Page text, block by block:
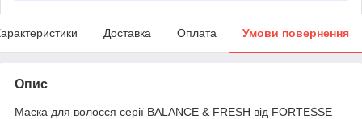
Доставка Оплата Умови повернення
Опис
Маска для волосся серії BALANCE & FRESH від FORTESSE